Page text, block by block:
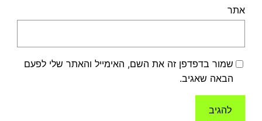
אתר
שמור בדפדפן זה את השם, האימייל והאתר שלי לפעם
הבאה שאגיב.